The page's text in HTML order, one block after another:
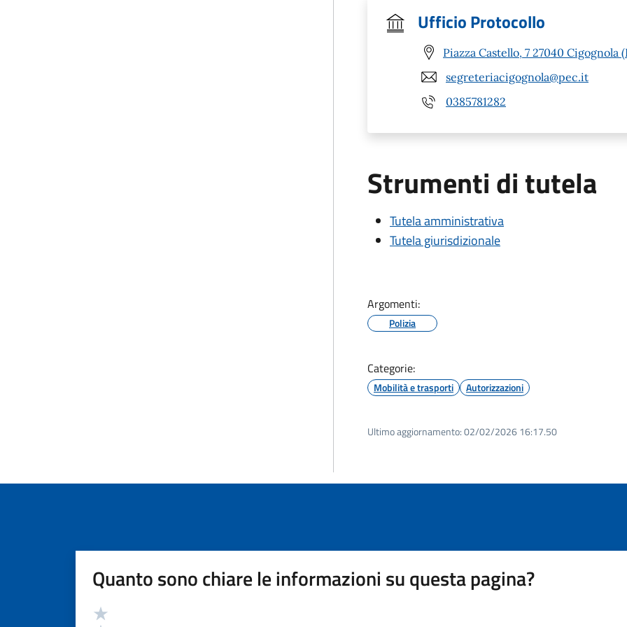
Ufficio Protocollo
Piazza Castello, 7 27040 Cigognola
segreteriacigognola@pec.it
0385781282
Strumenti di tutela
Tutela amministrativa
Tutela giurisdizionale
Argomenti:
Polizia
Categorie:
Mobilità e trasporti Autorizzazioni
Ultimo aggiornamento:02/02/2026 16:17.50
Quanto sono chiare le informazioni su questa pagina?
Valutazione